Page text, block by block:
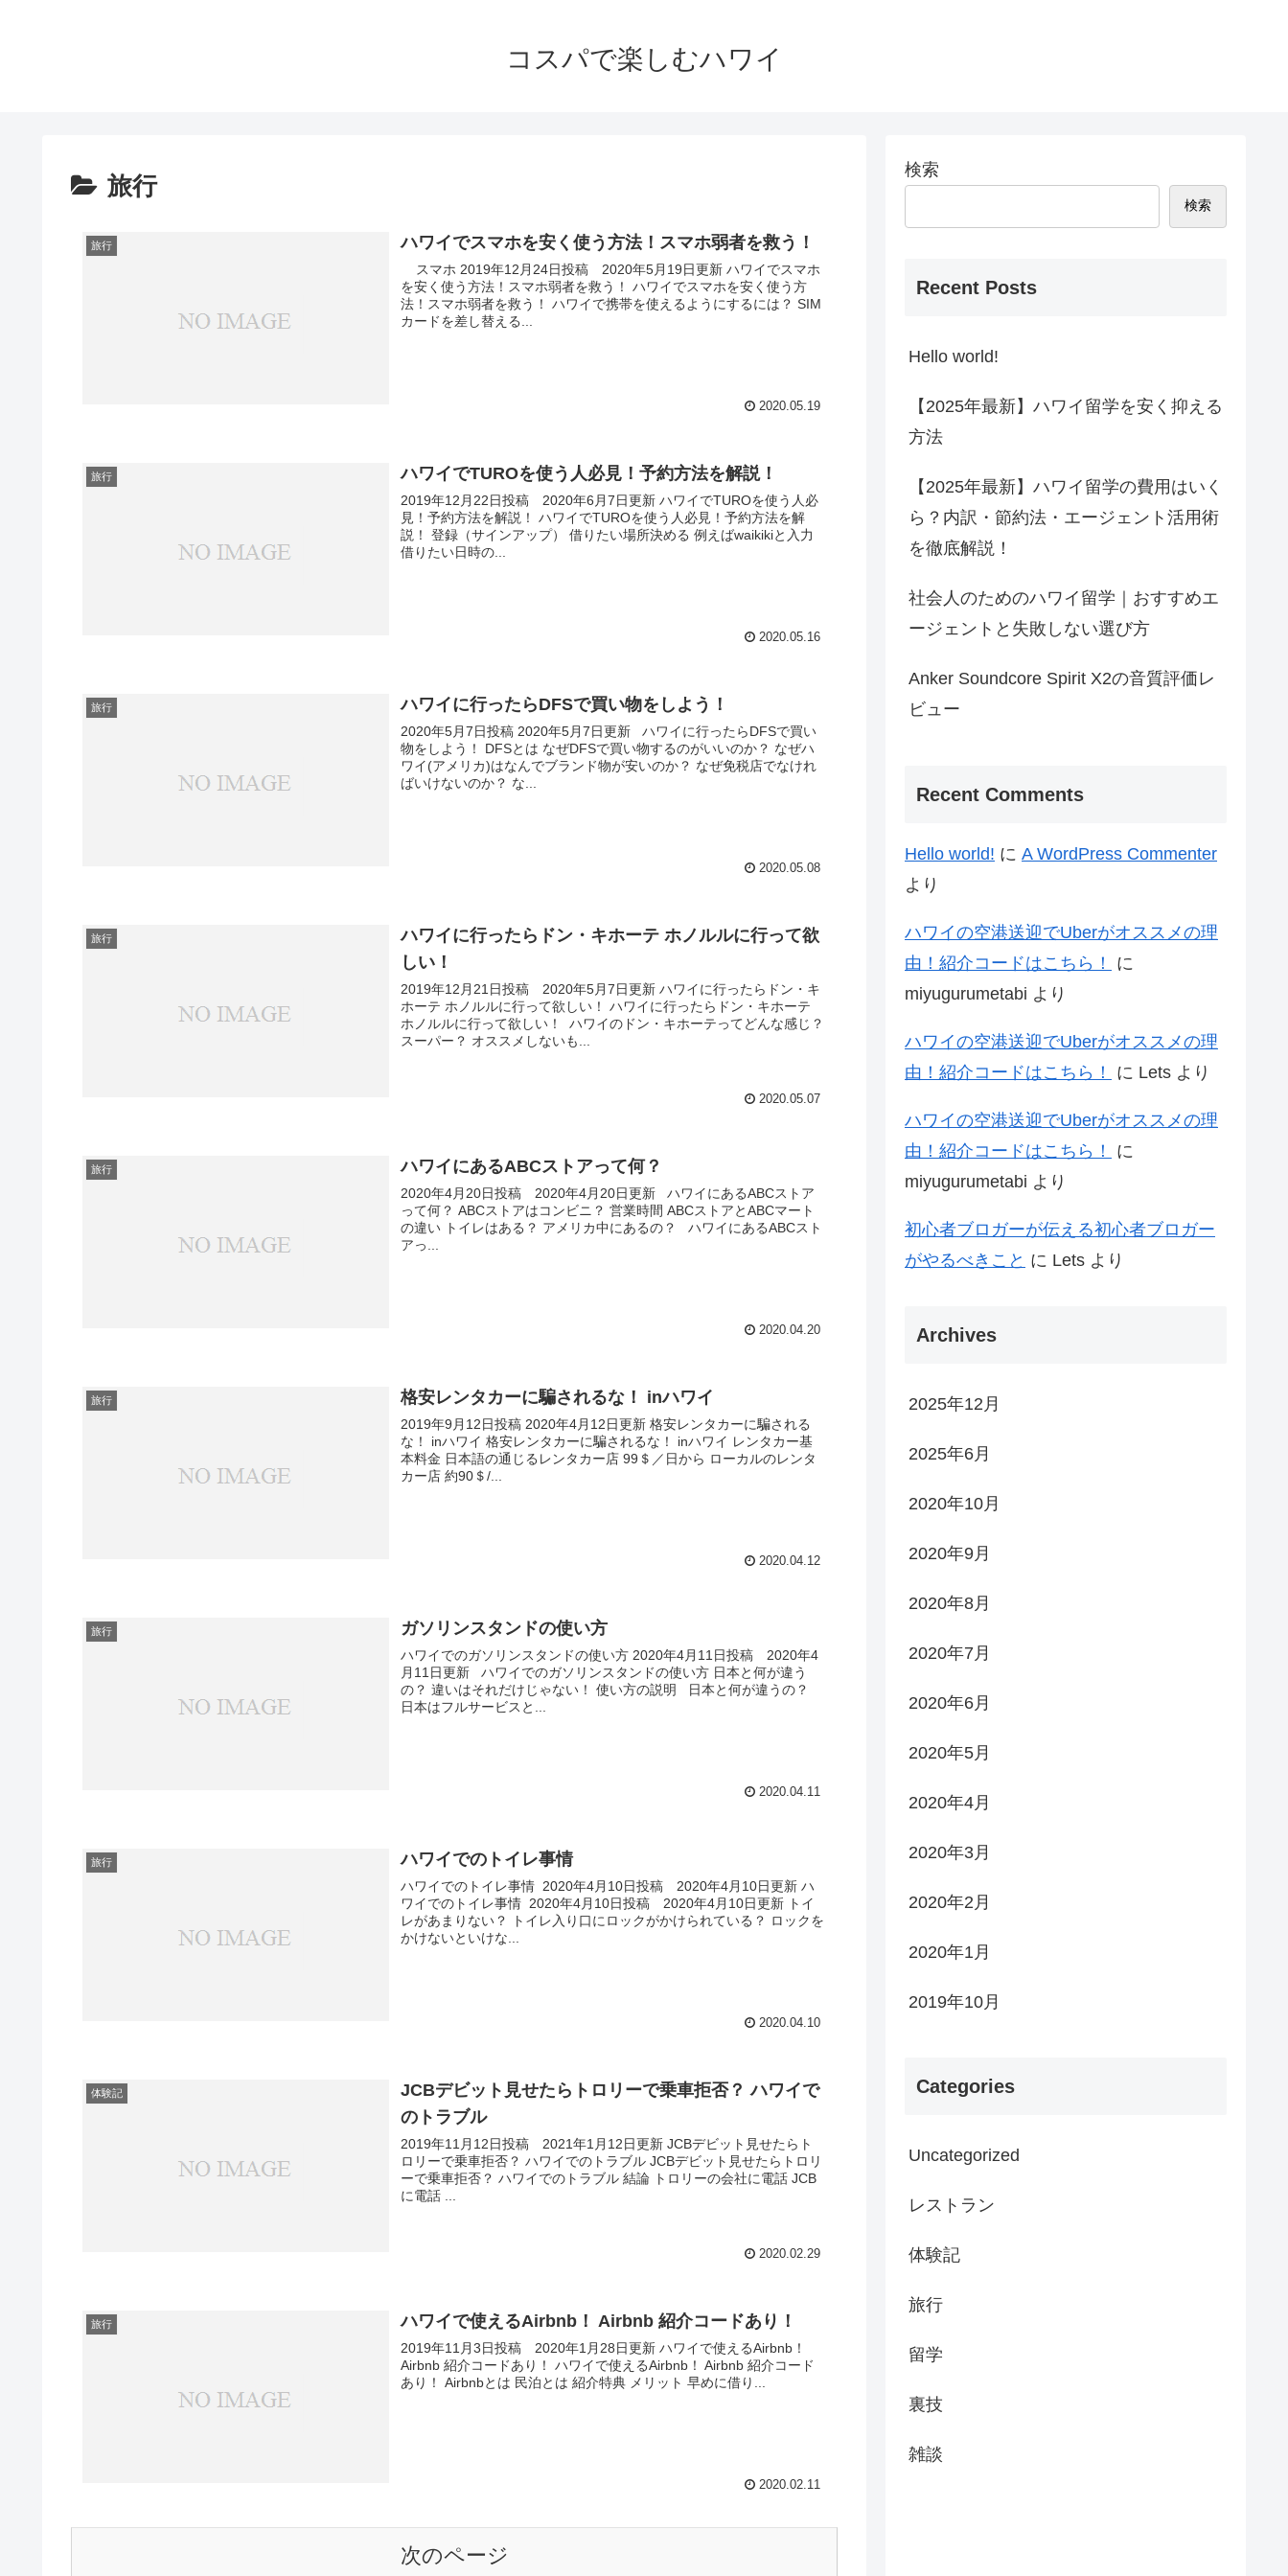
コスパで楽しむハワイ
旅行
旅行 ハワイでスマホを安く使う方法！スマホ弱者を救う！
スマホ 2019年12月24日投稿 2020年5月19日更新 ハワイでスマホ
を安く使う方法！スマホ弱者を救う！ ハワイでスマホを安く使う方
法！スマホ弱者を救う！ ハワイで携帯を使えるようにするには？ SIM
カードを差し替える...
2020.05.19
旅行 ハワイでTUROを使う人必見！予約方法を解説！
2019年12月22日投稿 2020年6月7日更新 ハワイでTUROを使う人必
見！予約方法を解説！ ハワイでTUROを使う人必見！予約方法を解
説！ 登録（サインアップ） 借りたい場所決める 例えばwaikikiと入力
借りたい日時の...
2020.05.16
旅行 ハワイに行ったらDFSで買い物をしよう！
2020年5月7日投稿 2020年5月7日更新 ハワイに行ったらDFSで買い
物をしよう！ DFSとは なぜDFSで買い物するのがいいのか？ なぜハ
ワイ(アメリカ)はなんでブランド物が安いのか？ なぜ免税店でなけれ
ばいけないのか？ な...
2020.05.08
旅行
ハワイに行ったらドン・キホーテ ホノルルに行って欲
しい！
2019年12月21日投稿 2020年5月7日更新 ハワイに行ったらドン・キ
ホーテ ホノルルに行って欲しい！ ハワイに行ったらドン・キホーテ
ホノルルに行って欲しい！ ハワイのドン・キホーテってどんな感じ？
スーパー？ オススメしないも...
2020.05.07
旅行 ハワイにあるABCストアって何？
2020年4月20日投稿 2020年4月20日更新 ハワイにあるABCストア
って何？ ABCストアはコンビニ？ 営業時間 ABCストアとABCマート
の違い トイレはある？ アメリカ中にあるの？ ハワイにあるABCスト
アっ...
2020.04.20
旅行 格安レンタカーに騙されるな！ inハワイ
2019年9月12日投稿 2020年4月12日更新 格安レンタカーに騙される
な！ inハワイ 格安レンタカーに騙されるな！ inハワイ レンタカー基
本料金 日本語の通じるレンタカー店 99＄／日から ローカルのレンタ
カー店 約90＄/...
2020.04.12
旅行 ガソリンスタンドの使い方
ハワイでのガソリンスタンドの使い方 2020年4月11日投稿 2020年4
月11日更新 ハワイでのガソリンスタンドの使い方 日本と何が違う
の？ 違いはそれだけじゃない！ 使い方の説明 日本と何が違うの？
日本はフルサービスと...
2020.04.11
旅行 ハワイでのトイレ事情
ハワイでのトイレ事情 2020年4月10日投稿 2020年4月10日更新 ハ
ワイでのトイレ事情 2020年4月10日投稿 2020年4月10日更新 トイ
レがあまりない？ トイレ入り口にロックがかけられている？ ロックを
かけないといけな...
2020.04.10
体験記
JCBデビット見せたらトロリーで乗車拒否？ ハワイで
のトラブル
2019年11月12日投稿 2021年1月12日更新 JCBデビット見せたらト
ロリーで乗車拒否？ ハワイでのトラブル JCBデビット見せたらトロリ
ーで乗車拒否？ ハワイでのトラブル 結論 トロリーの会社に電話 JCB
に電話 ...
2020.02.29
旅行 ハワイで使えるAirbnb！ Airbnb 紹介コードあり！
2019年11月3日投稿 2020年1月28日更新 ハワイで使えるAirbnb！
Airbnb 紹介コードあり！ ハワイで使えるAirbnb！ Airbnb 紹介コード
あり！ Airbnbとは 民泊とは 紹介特典 メリット 早めに借り...
2020.02.11
次のページ
検索
検索
Recent Posts
Hello world!
【2025年最新】ハワイ留学を安く抑える
方法
【2025年最新】ハワイ留学の費用はいく
ら？内訳・節約法・エージェント活用術
を徹底解説！
社会人のためのハワイ留学｜おすすめエ
ージェントと失敗しない選び方
Anker Soundcore Spirit X2の音質評価レ
ビュー
Recent Comments
Hello world! に A WordPress Commenter
より
ハワイの空港送迎でUberがオススメの理
由！紹介コードはこちら！
に
miyugurumetabi より
ハワイの空港送迎でUberがオススメの理
由！紹介コードはこちら！
に Lets より
ハワイの空港送迎でUberがオススメの理
由！紹介コードはこちら！
に
miyugurumetabi より
初心者ブロガーが伝える初心者ブロガー
がやるべきこと に Lets より
Archives
2025年12月
2025年6月
2020年10月
2020年9月
2020年8月
2020年7月
2020年6月
2020年5月
2020年4月
2020年3月
2020年2月
2020年1月
2019年10月
Categories
Uncategorized
レストラン
体験記
旅行
留学
裏技
雑談